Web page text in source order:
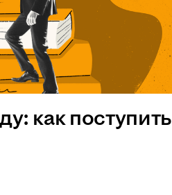
как поступить